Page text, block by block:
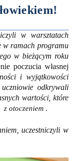
w warsztatach
w ramach programu
w bieżącym roku
poczucia własnej
i wyjątkowości
odkrywali
wartości, które
otoczeniem .
uczestniczyli w